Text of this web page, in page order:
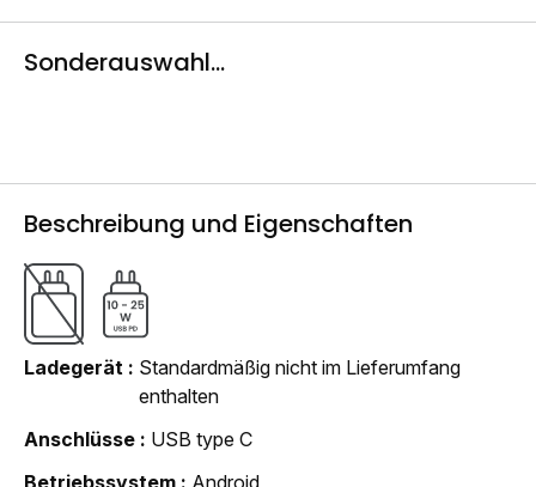
Sonderauswahl...
Beschreibung und Eigenschaften
Ladegerät
Standardmäßig nicht im Lieferumfang
enthalten
Anschlüsse
USB type C
Betriebssystem
Android